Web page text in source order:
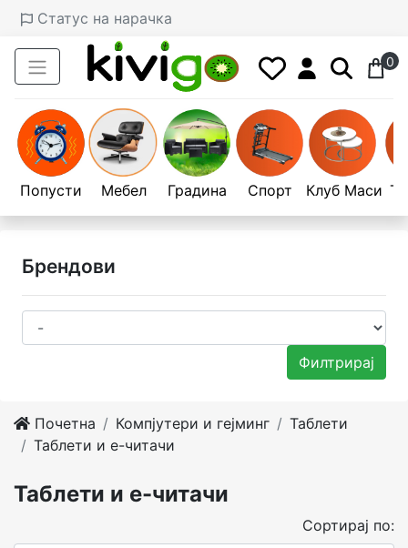
Статус на нарачка
0
Попусти Мебел Градина Спорт Клуб Маси
Брендови
Филтрирај
Почетна Компјутери и гејминг
Таблети
Таблети и е-читачи
Таблети и е-читачи
Сортирај по: